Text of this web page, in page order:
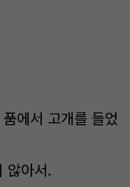
에서 고개를 들었
않아서.